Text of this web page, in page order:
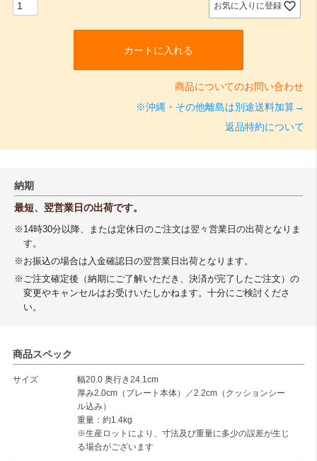
お気に入りに登録
カートに入れる
商品についてのお問い合わせ
※沖縄・その他離島は別途送料加算→
返品特約について
納期
最短、翌営業日の出荷です。
※14時30分以降、または定休日のご注文は翌々営業日の出荷となりま
す。
※お振込の場合は入金確認日の翌営業日出荷となります。
※ご注文確定後（納期にご了解いただき、決済が完了したご注文）の
変更やキャンセルはお受けいたしかねます。十分にご検討くださ
い。
商品スペック
サイズ
幅20.0 奥行き24.1cm
厚み2.0cm（プレート本体）／2.2cm（クッションシー
ル込み）
重量：約1.4kg
※生産ロットにより、寸法及び重量に多少の誤差が生じ
る場合がございます